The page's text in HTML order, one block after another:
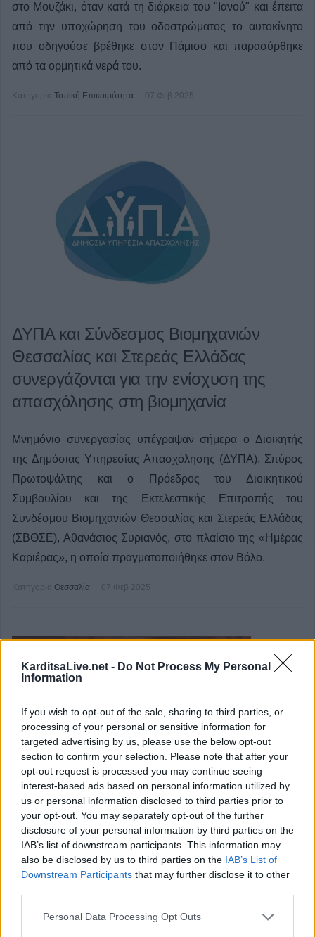
KarditsaLive.net - Do Not Process My Personal
Information
If you wish to opt-out of the sale, sharing to third parties, or
processing of your personal or sensitive information for
targeted advertising by us, please use the below opt-out
section to confirm your selection. Please note that after your
opt-out request is processed you may continue seeing
interest-based ads based on personal information utilized by
us or personal information disclosed to third parties prior to
your opt-out. You may separately opt-out of the further
disclosure of your personal information by third parties on the
IAB’s list of downstream participants. This information may
also be disclosed by us to third parties on the IAB’s List of
Downstream Participants that may further disclose it to other
Personal Data Processing Opt Outs
στο Μουζάκι, όταν κατά τη διάρκεια του "Ιανού" και έπειτα
από την υποχώρηση του οδοστρώματος το αυτοκίνητο
που οδηγούσε βρέθηκε στον Πάμισο και παρασύρθηκε
από τα ορμητικά νερά του.
Κατηγορία Τοπική Επικαιρότητα 07 Φεβ 2025
ΔΥΠΑ και Σύνδεσμος Βιομηχανιών
Θεσσαλίας και Στερεάς Ελλάδας
συνεργάζονται για την ενίσχυση της
απασχόλησης στη βιομηχανία
Μνημόνιο συνεργασίας υπέγραψαν σήμερα ο Διοικητής
της Δημόσιας Υπηρεσίας Απασχόλησης (ΔΥΠΑ), Σπύρος
Πρωτοψάλτης και ο Πρόεδρος του Διοικητικού
Συμβουλίου και της Εκτελεστικής Επιτροπής του
Συνδέσμου Βιομηχανιών Θεσσαλίας και Στερεάς Ελλάδας
(ΣΒΘΣΕ), Αθανάσιος Συριανός, στο πλαίσιο της «Ημέρας
Καριέρας», η οποία πραγματοποιήθηκε στον Βόλο.
Κατηγορία Θεσσαλία 07 Φεβ 2025
Αστέριος Βασιλάκος: "Κλείδωσε.....ο
Αμίαντος στο Συνοικισμό
Σεισμοπλήκτων Μουζακίου"